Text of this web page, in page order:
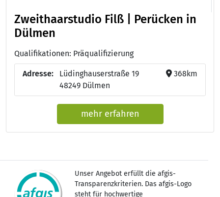
Zweithaarstudio Filß | Perücken in
Dülmen
Qualifikationen: Präqualifizierung
Adresse:
Lüdinghauserstraße 19
48249 Dülmen
368km
mehr erfahren
Unser Angebot erfüllt die afgis-
Transparenzkriterien. Das afgis-Logo
steht für hochwertige